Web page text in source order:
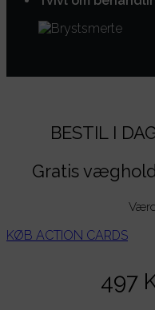
BESTIL I
Gratis
KØB ACTION CARDS
497